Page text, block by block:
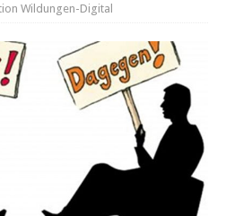
Wildungen-Digital